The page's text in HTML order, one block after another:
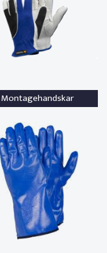
Montagehandskar